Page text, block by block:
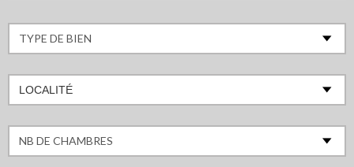
LOCALITÉ